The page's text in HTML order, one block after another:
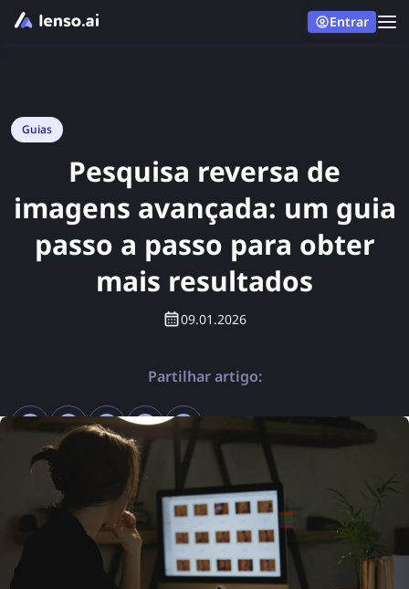
Entrar
Guias
Pesquisa reversa de
imagens avançada: um guia
passo a passo para obter
mais resultados
09.01.2026
Partilhar artigo: